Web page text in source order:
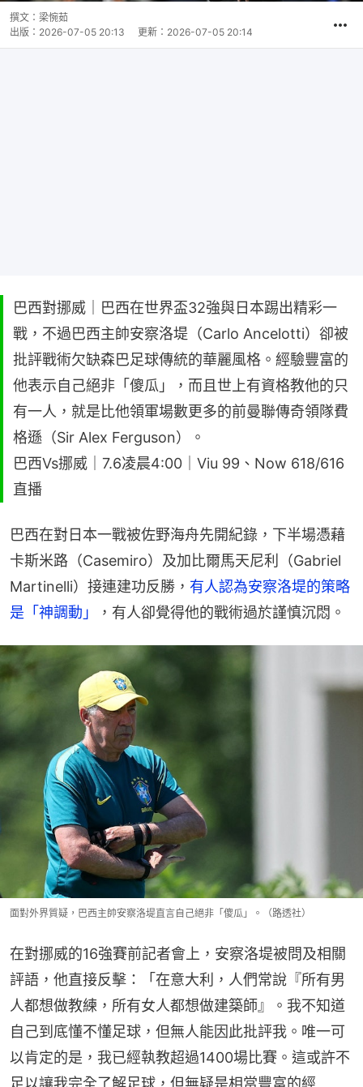
撰文： 梁惋茹
出版： 2026-07-05 20:13 更新： 2026-07-05 20:14
巴西對挪威｜巴西在世界盃32強與日本踢出精彩一
戰，不過巴西主帥安察洛堤（Carlo Ancelotti）卻被
批評戰術欠缺森巴足球傳統的華麗風格。經驗豐富的
他表示自己絕非「傻瓜」，而且世上有資格教他的只
有一人，就是比他領軍場數更多的前曼聯傳奇領隊費
格遜（Sir Alex Ferguson）。
巴西Vs挪威｜7.6凌晨4:00｜Viu 99、Now 618/616
直播
巴西在對日本一戰被佐野海舟先開紀錄，下半場憑藉
卡斯米路（Casemiro）及加比爾馬天尼利（Gabriel
Martinelli）接連建功反勝， 有人認為安察洛堤的策略
是「神調動」
，有人卻覺得他的戰術過於謹慎沉悶。
面對外界質疑，巴西主帥安察洛堤直言自己絕非「傻瓜」。（路透社）
在對挪威的16強賽前記者會上，安察洛堤被問及相關
評語，他直接反擊：「在意大利，人們常說『所有男
人都想做教練，所有女人都想做建築師』。我不知道
自己到底懂不懂足球，但無人能因此批評我。唯一可
以肯定的是，我已經執教超過1400場比賽。這或許不
足以讓我完全了解足球，但無疑是相當豐富的經